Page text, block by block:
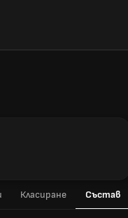
Класиране Състав